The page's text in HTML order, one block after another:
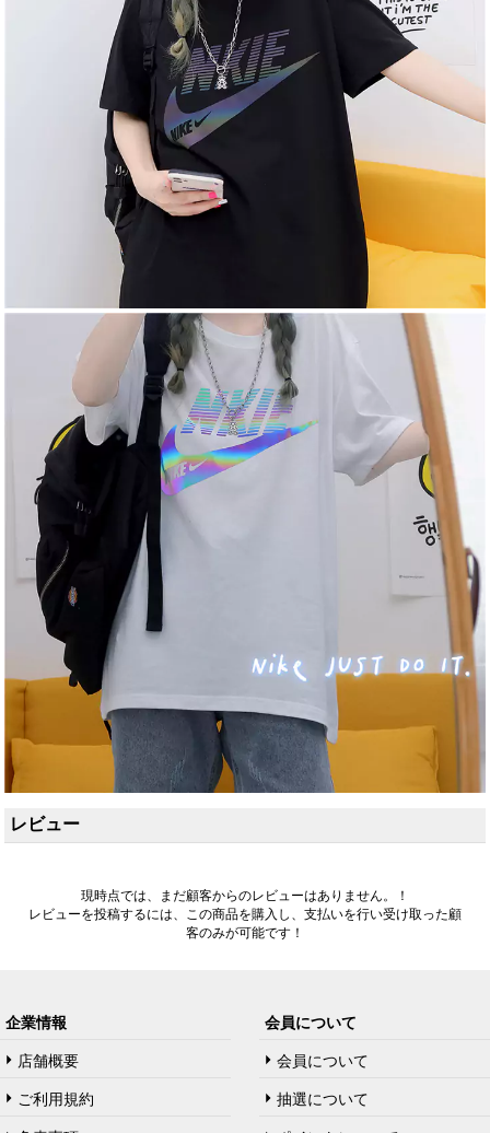
レビュー
現時点では、まだ顧客からのレビューはありません。！
レビューを投稿するには、この商品を購入し、支払いを行い受け取った顧
客のみが可能です！
企業情報
店舗概要
ご利用規約
会員について
会員について
抽選について